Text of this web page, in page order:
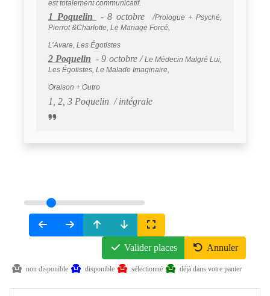
est totalement communicatif.
1 Poquelin - 8 octobre /Prologue + Psyché,
Pierrot &Charlotte, Le Mariage Forcé,
L’Avare, Les Égotistes
2 Poquelin - 9 octobre /Le Médecin Malgré Lui,
Les Égotistes, Le Malade Imaginaire,
Oraison + Outro
1, 2, 3 Poquelin / intégrale
Valider places Annuler
non disponible disponible sélectionné déjà dans votre panier